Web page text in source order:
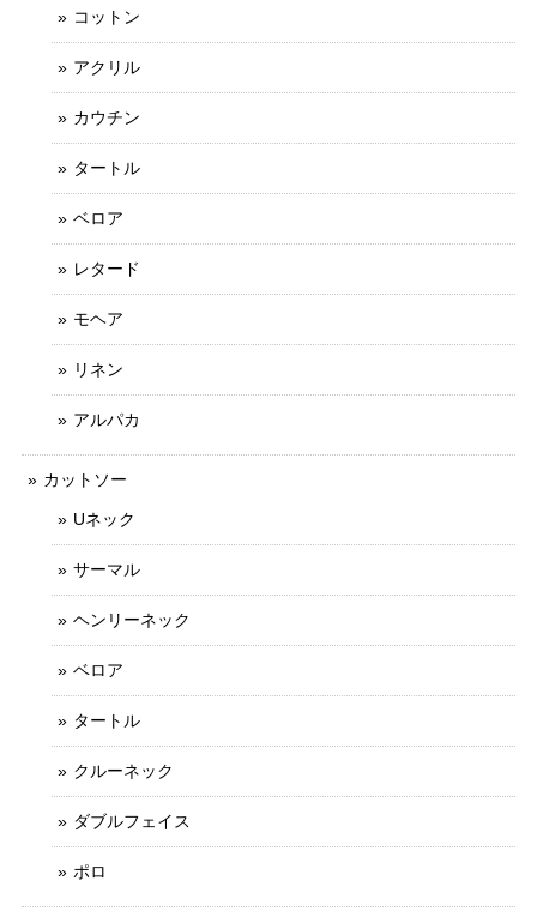
コットン
アクリル
カウチン
タートル
ベロア
レタード
モヘア
リネン
アルパカ
カットソー
Uネック
サーマル
ヘンリーネック
ベロア
タートル
クルーネック
ダブルフェイス
ポロ